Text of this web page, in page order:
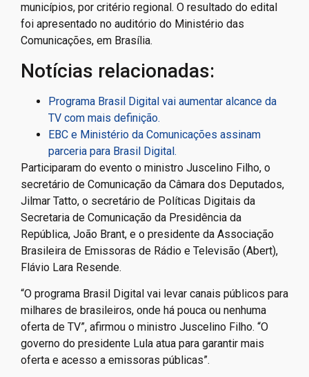
municípios, por critério regional. O resultado do edital
foi apresentado no auditório do Ministério das
Comunicações, em Brasília.
Notícias relacionadas:
Programa Brasil Digital vai aumentar alcance da
TV com mais definição.
EBC e Ministério da Comunicações assinam
parceria para Brasil Digital.
Participaram do evento o ministro Juscelino Filho, o
secretário de Comunicação da Câmara dos Deputados,
Jilmar Tatto, o secretário de Políticas Digitais da
Secretaria de Comunicação da Presidência da
República, João Brant, e o presidente da Associação
Brasileira de Emissoras de Rádio e Televisão (Abert),
Flávio Lara Resende.
“O programa Brasil Digital vai levar canais públicos para
milhares de brasileiros, onde há pouca ou nenhuma
oferta de TV”, afirmou o ministro Juscelino Filho. “O
governo do presidente Lula atua para garantir mais
oferta e acesso a emissoras públicas”.